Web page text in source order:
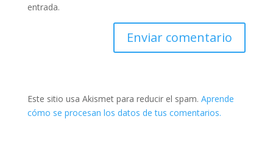
entrada.
Este sitio usa Akismet para reducir el spam. Aprende
cómo se procesan los datos de tus comentarios.